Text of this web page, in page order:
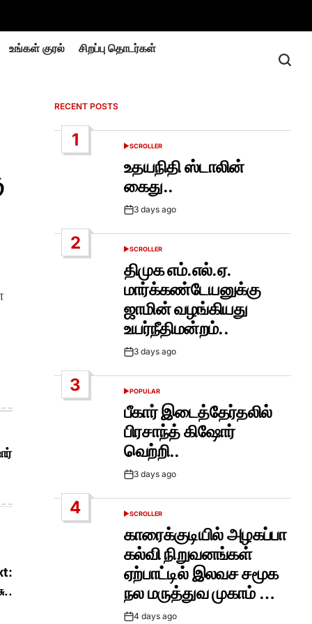
உங்கள் குரல் சிறப்பு தொடர்கள்
RECENT POSTS
1
POSTED
SCROLLER
உதயநிதி ஸ்டாலின்
கைது..
Post3 days ago
2
POSTED
SCROLLER
திமுக எம்.எல்.ஏ.
மார்க்கண்டேயனுக்கு
ஜாமின் வழங்கியது
உயர்நீதிமன்றம்..
Post3 days ago
3
POSTED
POPULAR
பீகார் இடைத்தேர்தலில்
பிரசாந்த் கிஷோர்
வெற்றி..
Post3 days ago
4
POSTED
SCROLLER
காரைக்குடியில் அழகப்பா
கல்வி நிறுவனங்கள்
ஏற்பாட்டில் இலவச சமூக
நல மருத்துவ முகாம் …
Post4 days ago